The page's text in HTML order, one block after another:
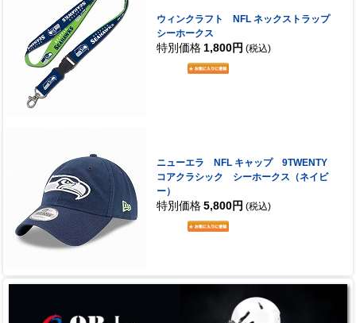
ウィンクラフト NFL ネックストラップ
シーホークス
特別価格 1,800円 (税込)
ニューエラ NFL キャップ 9TWENTY
コアクラシック シーホークス（ネイビ
ー）
特別価格 5,800円 (税込)